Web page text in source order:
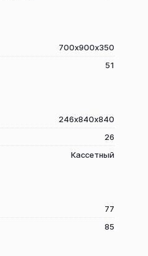
700х900х350
51
246х840х840
26
Кассетный
77
85